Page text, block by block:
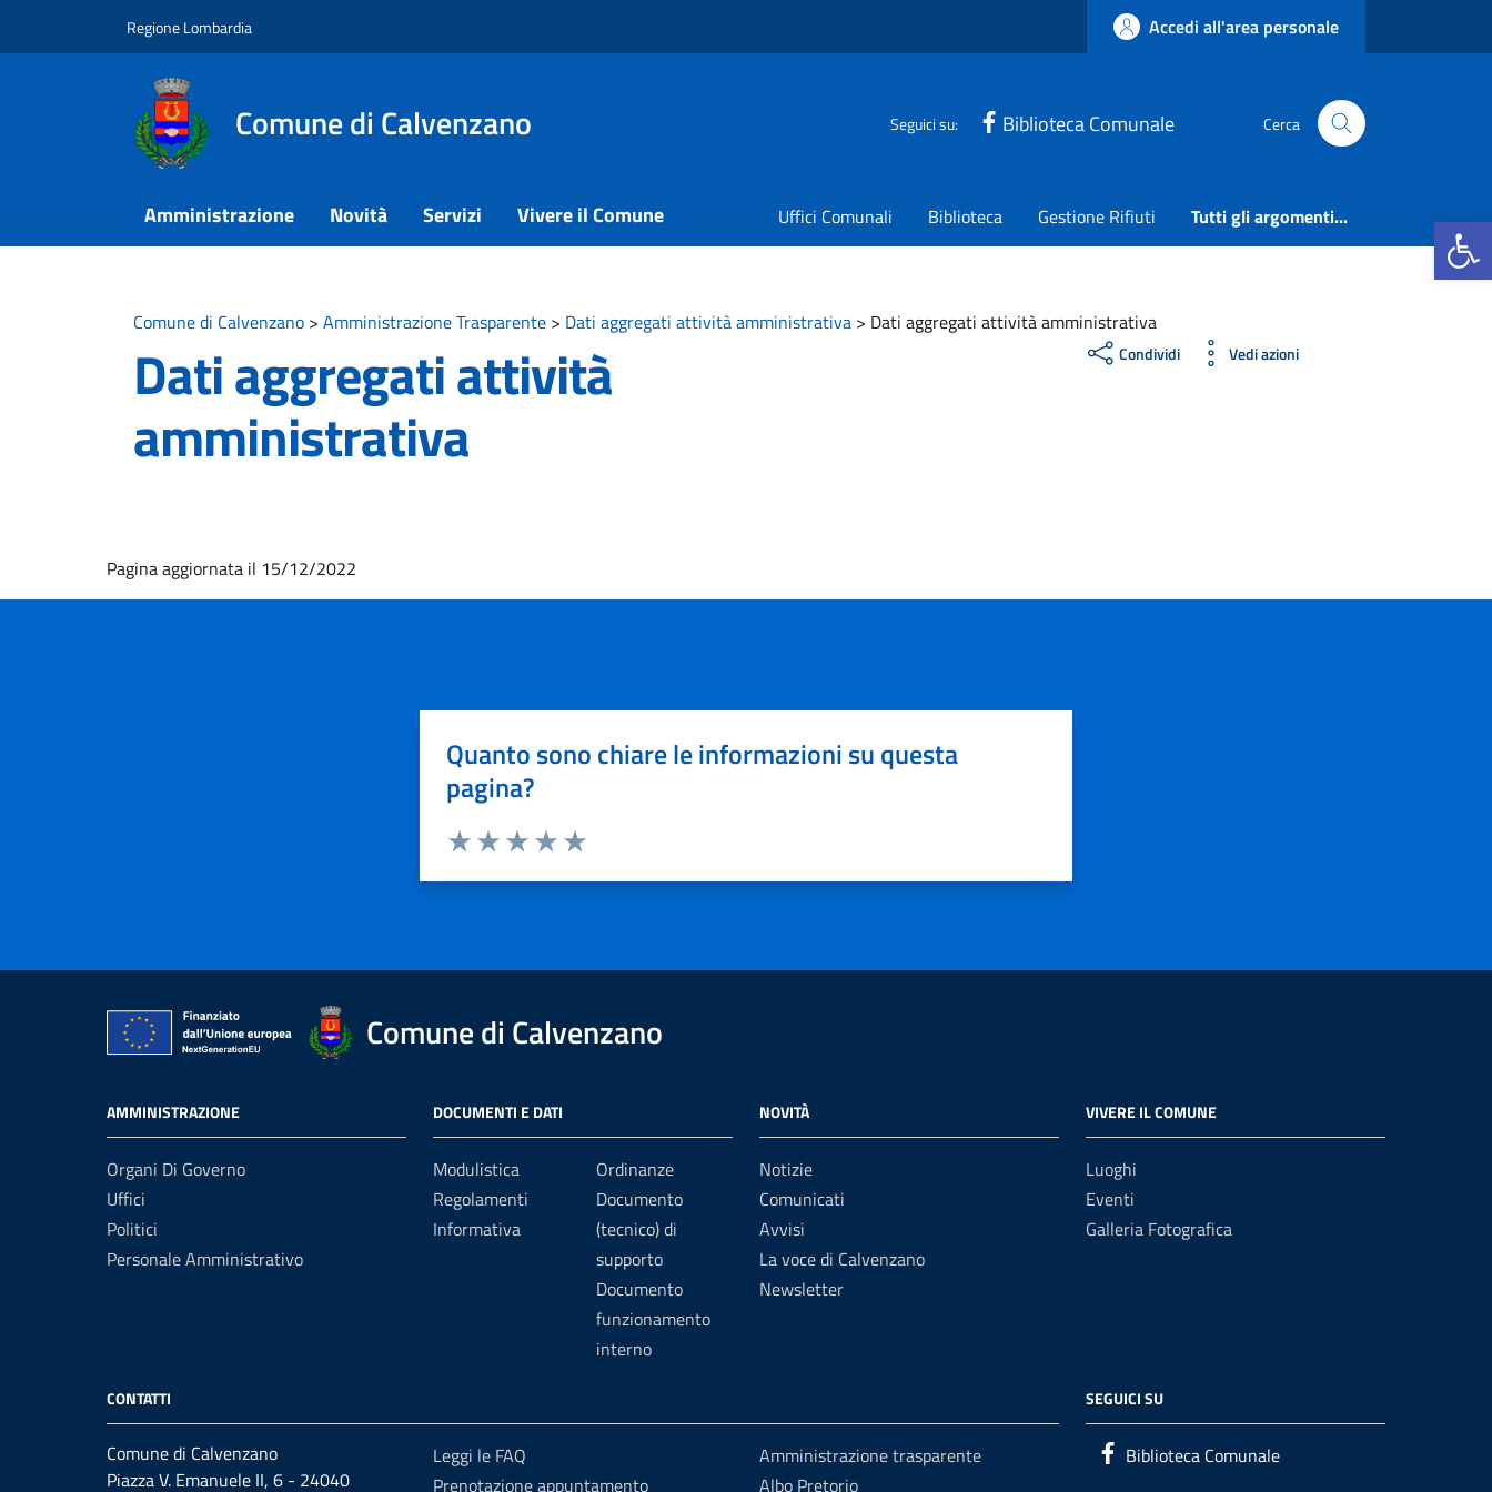
Apri la
Regione Lombardia Accedi all'area personale
Comune di Calvenzano Seguici su: Biblioteca Comunale Cerca
Amministrazione Novità Servizi Vivere il Comune Uffici Comunali Biblioteca Gestione Rifiuti Tutti gli argomenti...
Comune di Calvenzano > Amministrazione Trasparente > Dati aggregati attività amministrativa > Dati aggregati attività amministrativa
Dati aggregati attività
amministrativa
Condividi Vedi azioni
Pagina aggiornata il 15/12/2022
Quanto sono chiare le informazioni su questa
pagina?
Comune di Calvenzano
AMMINISTRAZIONE
Organi Di Governo
Uffici
Politici
Personale Amministrativo
DOCUMENTI E DATI
Modulistica
Regolamenti
Informativa
Ordinanze
Documento
(tecnico) di
supporto
Documento
funzionamento
interno
NOVITÀ
Notizie
Comunicati
Avvisi
La voce di Calvenzano
Newsletter
VIVERE IL COMUNE
Luoghi
Eventi
Galleria Fotografica
CONTATTI
Comune di Calvenzano
Piazza V. Emanuele II, 6 - 24040
Leggi le FAQ
Prenotazione appuntamento
Amministrazione trasparente
Albo Pretorio
SEGUICI SU
Biblioteca Comunale